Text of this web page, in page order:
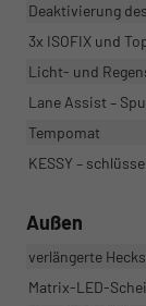
Deaktivierung
3x ISOFIX und
Licht- und
Lane Assist –
Tempomat
KESSY –
Außen
verlängerte
Matrix-LED-